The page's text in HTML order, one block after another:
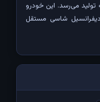
می‌رسد. این خودرو
شاسی مستقل